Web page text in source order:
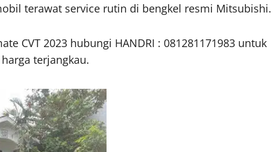
terawat service rutin di bengkel resmi Mitsubishi.
CVT 2023 hubungi HANDRI : 081281171983 untuk
terjangkau.